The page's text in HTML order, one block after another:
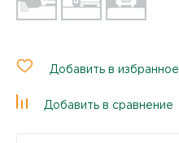
Добавить в избранное
Добавить в сравнение